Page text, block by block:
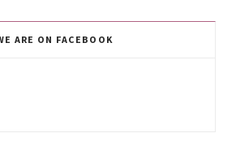
ARE ON FACEBOOK